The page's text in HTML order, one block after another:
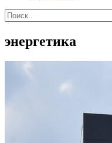
энергетика